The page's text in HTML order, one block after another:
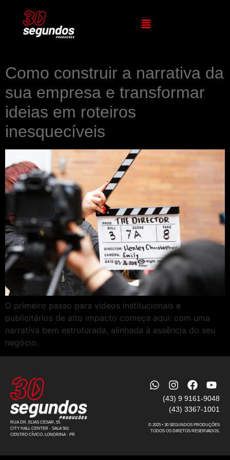
Como construir a narrativa da
sua empresa e transformar
ideias em roteiros
inesquecíveis
O primeiro passo para vídeos institucionais e
publicitários de alto impacto começa aqui: com uma
narrativa bem estruturada, alinhada à essência do seu
negócio.
RUA DR. ELIAS CESAR, 55
CITY HALL CENTER · SALA 501
CENTRO CÍVICO, LONDRINA · PR
(43) 9 9161-9048
(43) 3367-1001
© 2025 • 30 SEGUNDOS PRODUÇÕES
TODOS OS DIRETOS RESERVADOS.